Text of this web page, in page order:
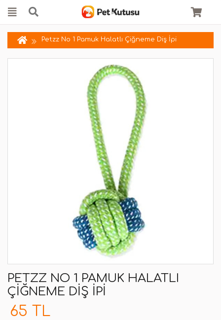
Petzz No 1 Pamuk Halatlı Çiğneme Diş İpi
PETZZ NO 1 PAMUK HALATLI
ÇIĞNEME DIŞ İPI
65 TL